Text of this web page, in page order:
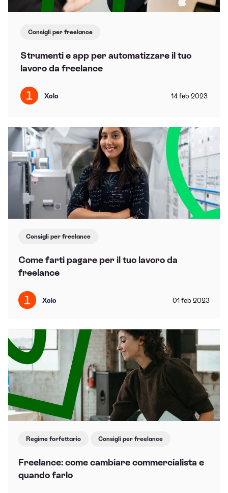
Consigli per freelance
Strumenti e app per automatizzare il tuo
lavoro da freelance
Xolo 14 feb 2023
Consigli per freelance
Come farti pagare per il tuo lavoro da
freelance
Xolo 01 feb 2023
Regime forfettario Consigli per freelance
Freelance: come cambiare commercialista e
quando farlo